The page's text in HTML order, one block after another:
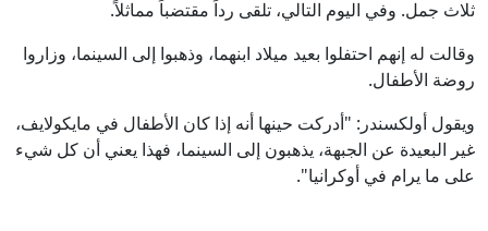
ثلاث جمل. وفي اليوم التالي، تلقى رداً مقتضباً مماثلاً.
وقالت له إنهم احتفلوا بعيد ميلاد ابنهما، وذهبوا إلى السينما، وزاروا
روضة الأطفال.
ويقول أولكسندر: "أدركت حينها أنه إذا كان الأطفال في مايكولايف،
غير البعيدة عن الجبهة، يذهبون إلى السينما، فهذا يعني أن كل شيء
على ما يرام في أوكرانيا".